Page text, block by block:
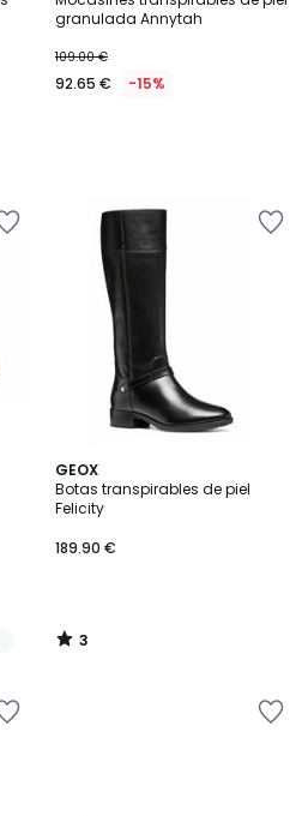
granulada Annytah
109.00 €
92.65 € -15%
GEOX
Botas transpirables de piel
Felicity
189.90 €
3
/
5
3
/